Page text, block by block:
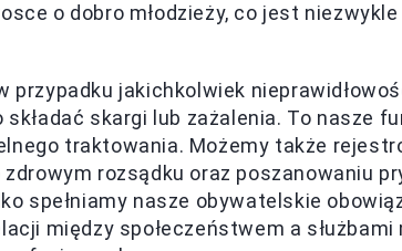
o dobro młodzieży, co jest
przypadku jakichkolwiek
skargi lub zażalenia. To nasze
traktowania. Możemy także
rozsądku oraz poszanowaniu
spełniamy nasze obywatelskie
między społeczeństwem a